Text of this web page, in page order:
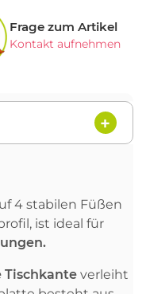
Frage zum Artikel
Kontakt aufnehmen
4 stabilen Füßen
ist ideal für
Tischkante verleiht